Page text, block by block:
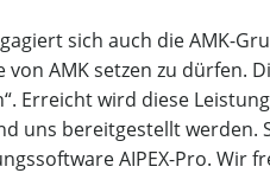
sich auch die AMK-
AMK setzen zu
Erreicht wird diese
uns bereitgestellt
AIPEX-Pro.